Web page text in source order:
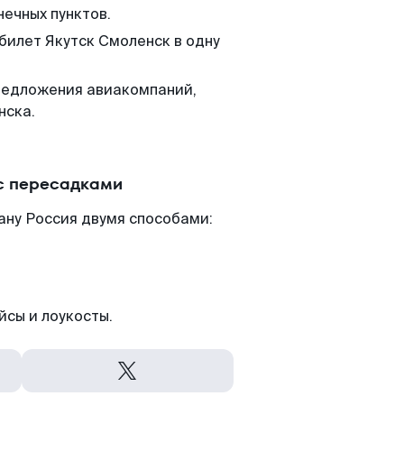
пунктов.
Якутск Смоленск в одну
авиакомпаний,
пересадками
Россия двумя способами:
и лоукосты.